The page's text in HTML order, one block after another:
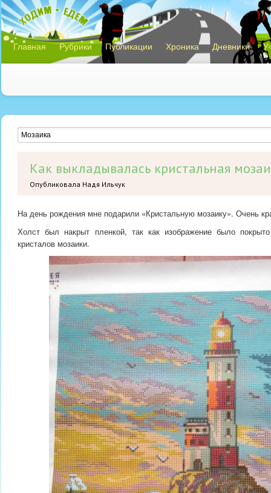
Главная Рубрики Публикации Хроника Дневники
Как выкладывалась кристальная
Опубликовала Надя Ильчук
На день рождения мне подарили «Кристальную мозаику». Очень
Холст был накрыт пленкой, так как изображение было
кристалов мозаики.